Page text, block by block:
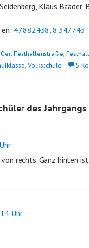
Klaus
47.882438, 8.347745
, Festhallenstraße,
, Volksschule 5
des
rechts. Ganz hinten
Uhr